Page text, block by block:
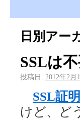
日別アー
SSLは
投稿日: 2012年2月
SSL証
けど、ど